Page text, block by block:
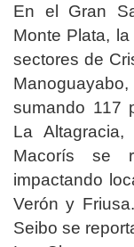
En el Gran
Monte Plata,
sectores de
sumando 117
La
Macorís se
impactando
Verón y
Seibo se